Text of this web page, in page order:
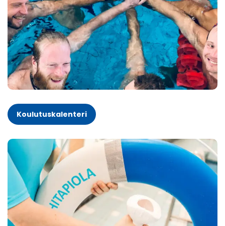
Koulutuskalenteri